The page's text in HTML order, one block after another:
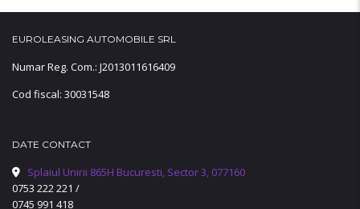
EUROLEASING AUTOMOBILE SRL
Numar Reg. Com.: J2013011616409
Cod fiscal: 30031548
DATE CONTACT
Splaiul Unirii 865H Bucuresti, Sector 3, 077160
0753 222 221 /
0745 991 418